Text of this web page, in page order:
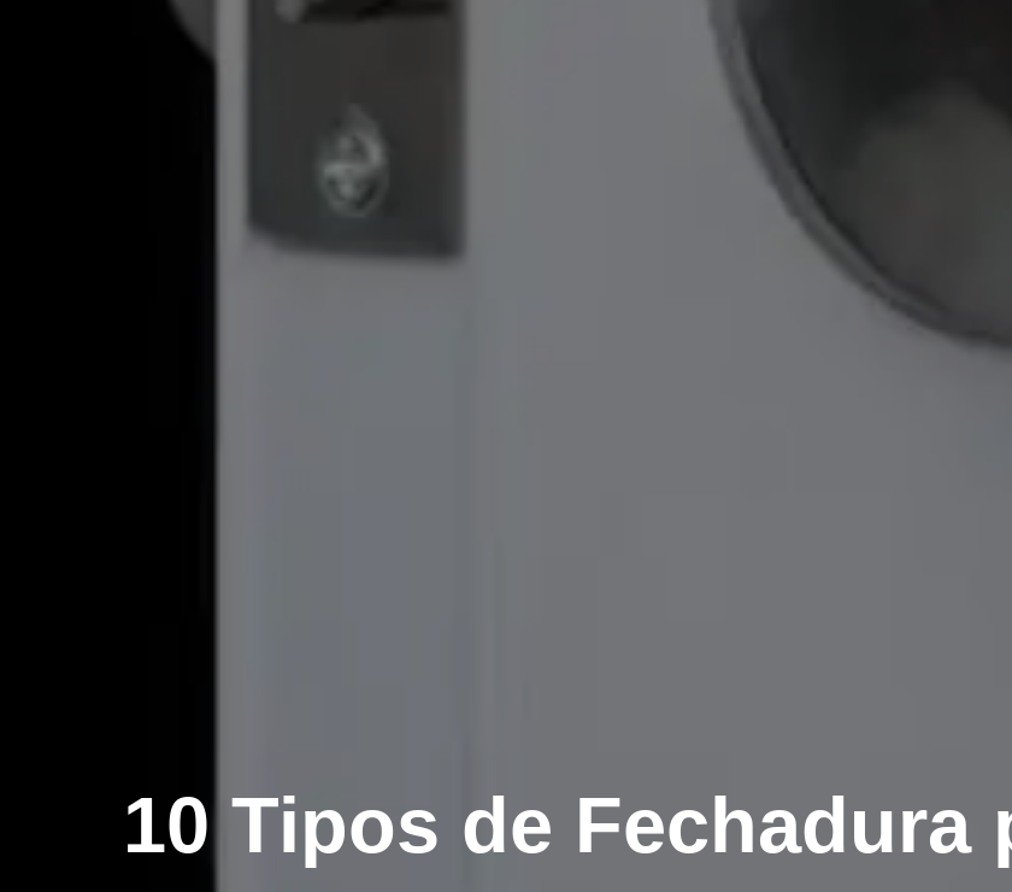
10 Tipos de Fechadura